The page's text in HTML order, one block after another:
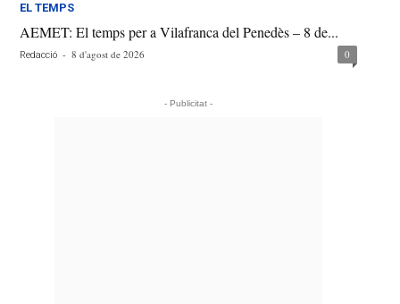
EL TEMPS
AEMET: El temps per a Vilafranca del Penedès – 8 de...
Redacció - 8 d'agost de 2026 0
- Publicitat -